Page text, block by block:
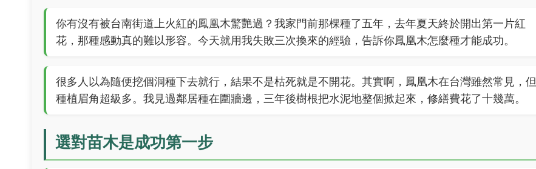
你有沒有被台南街道上火紅的鳳凰木驚艷過？我家門前那棵種了五年，去年夏天終於開出第一片紅
花，那種感動真的難以形容。今天就用我失敗三次換來的經驗，告訴你鳳凰木怎麼種才能成功。
很多人以為隨便挖個洞種下去就行，結果不是枯死就是不開花。其實啊，鳳凰木在台灣雖然常見，但
種植眉角超級多。我見過鄰居種在圍牆邊，三年後樹根把水泥地整個掀起來，修繕費花了十幾萬。
選對苗木是成功第一步